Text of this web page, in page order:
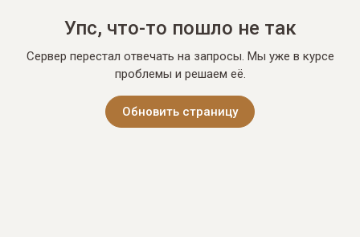
Упс, что-то пошло не так
Сервер перестал отвечать на запросы. Мы уже в курсе
проблемы и решаем её.
Обновить страницу